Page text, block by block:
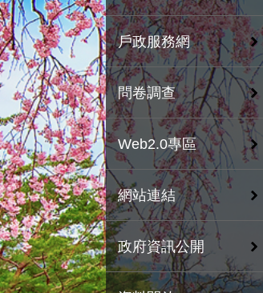
戶政服務網
問卷調查
Web2.0專區
網站連結
政府資訊公開